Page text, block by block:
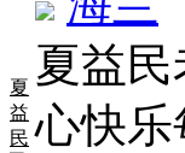
夏
益
民
夏益
心快乐